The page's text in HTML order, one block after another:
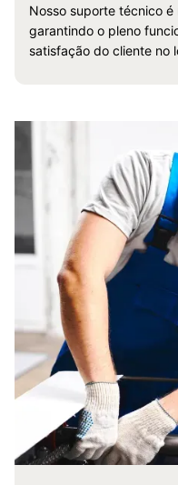
Nosso suporte técnico
garantindo o pleno
satisfação do cliente no